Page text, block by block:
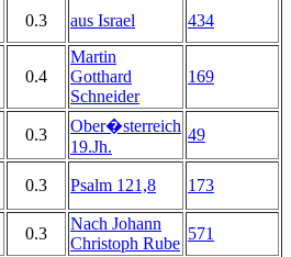
0.3 aus Israel 434
0.4
Martin
Gotthard
Schneider
169
0.3
Ober�sterreich
19.Jh.
49
0.3 Psalm 121,8 173
0.3
Nach Johann
Christoph Rube
571